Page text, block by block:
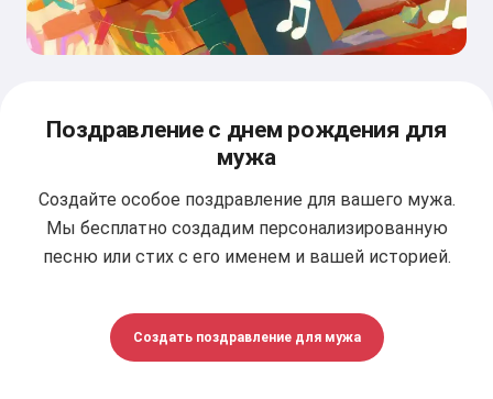
Поздравление с днем рождения для
мужа
Создайте особое поздравление для вашего мужа.
Мы бесплатно создадим персонализированную
песню или стих с его именем и вашей историей.
Создать поздравление для мужа